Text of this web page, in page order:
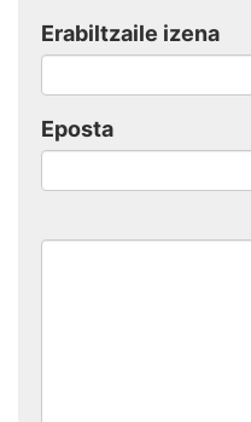
Erabiltzaile izena
Eposta